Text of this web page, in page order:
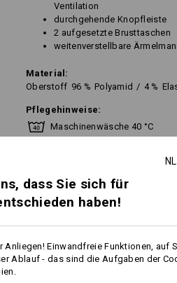
Ventilation
durchgehende Knopfleiste
2 aufgesetzte Brusttaschen
weitenverstellbare
Material:
Oberstoff 96 % Polyamid / 4%
Pflegehinweise:
Maschinenwäsche 40 °C
Personalisierung:
NL
dass Sie sich für
haben!
Einwandfreie Funktionen, auf
Ablauf - das sind die Aufgaben der